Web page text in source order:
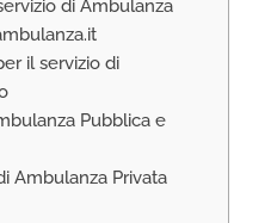
DI LINEA,
di Ambulanza
il servizio di
Pubblica e
Ambulanza Privata